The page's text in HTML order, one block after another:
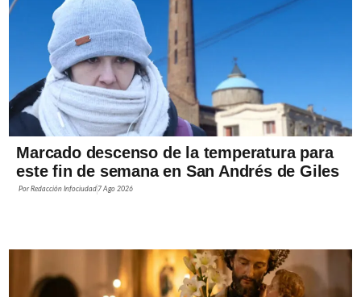
Marcado descenso de la temperatura para
este fin de semana en San Andrés de Giles
PorRedacción Infociudad 7 Ago 2026